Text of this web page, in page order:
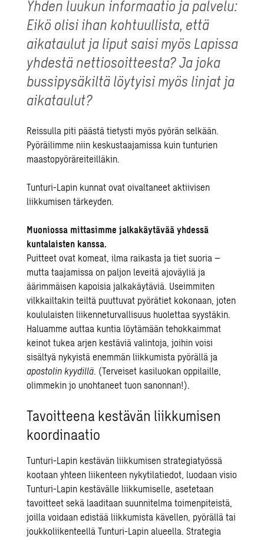
Yhden luukun informaatio ja palvelu:
Eikö olisi ihan kohtuullista, että
aikataulut ja liput saisi myös Lapissa
yhdestä nettiosoitteesta? Ja joka
bussipysäkiltä löytyisi myös linjat ja
aikataulut?
Reissulla piti päästä tietysti myös pyörän selkään.
Pyöräilimme niin keskustaajamissa kuin tunturien
maastopyöräreiteilläkin.
Tunturi-Lapin kunnat ovat oivaltaneet aktiivisen
liikkumisen tärkeyden.
Muoniossa mittasimme jalkakäytävää yhdessä
kuntalaisten kanssa.
Puitteet ovat komeat, ilma raikasta ja tiet suoria –
mutta taajamissa on paljon leveitä ajoväyliä ja
äärimmäisen kapoisia jalkakäytäviä. Useimmiten
vilkkailtakin teiltä puuttuvat pyörätiet kokonaan, joten
koululaisten liikenneturvallisuus huolettaa syystäkin.
Haluamme auttaa kuntia löytämään tehokkaimmat
keinot tukea arjen kestäviä valintoja, joihin voisi
sisältyä nykyistä enemmän liikkumista pyörällä ja
apostolin kyydillä. (Terveiset kasiluokan oppilaille,
olimmekin jo unohtaneet tuon sanonnan!).
Tavoitteena kestävän liikkumisen
koordinaatio
Tunturi-Lapin kestävän liikkumisen strategiatyössä
kootaan yhteen liikenteen nykytilatiedot, luodaan visio
Tunturi-Lapin kestävälle liikkumiselle, asetetaan
tavoitteet sekä laaditaan suunnitelma toimenpiteistä,
joilla voidaan edistää liikkumista kävellen, pyörällä tai
joukkoliikenteellä Tunturi-Lapin alueella. Strategia